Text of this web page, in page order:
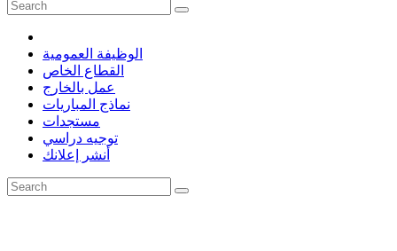
الوظيفة العمومية
القطاع الخاص
عمل بالخارج
نماذج المباريات
مستجدات
توجيه دراسي
أنشر إعلانك